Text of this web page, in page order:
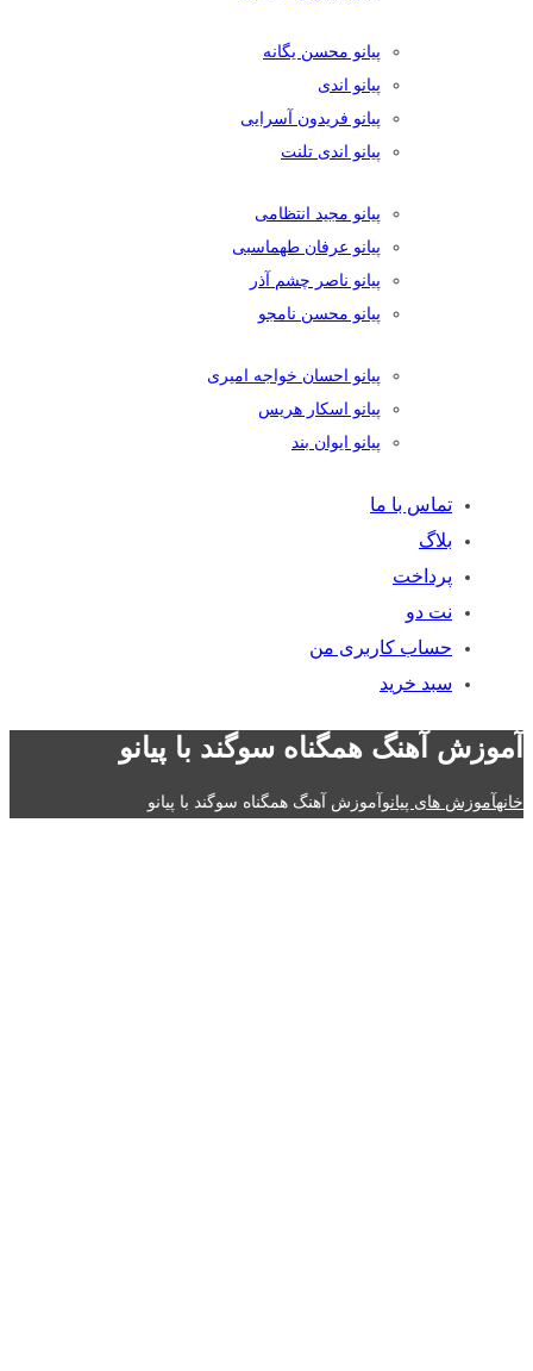
پیانو محسن یگانه
پیانو اندی
پیانو فریدون آسرایی
پیانو اندی تلنت
پیانو مجید انتظامی
پیانو عرفان طهماسبی
پیانو ناصر چشم آذر
پیانو محسن نامجو
پیانو احسان خواجه امیری
پیانو اسکار هریس
پیانو ایوان بند
تماس با ما
بلاگ
پرداخت
نت دو
حساب کاربری من
سبد خرید
آموزش آهنگ همگناه سوگند با پیانو
خانهآموزش های پیانوآموزش آهنگ همگناه سوگند با پیانو